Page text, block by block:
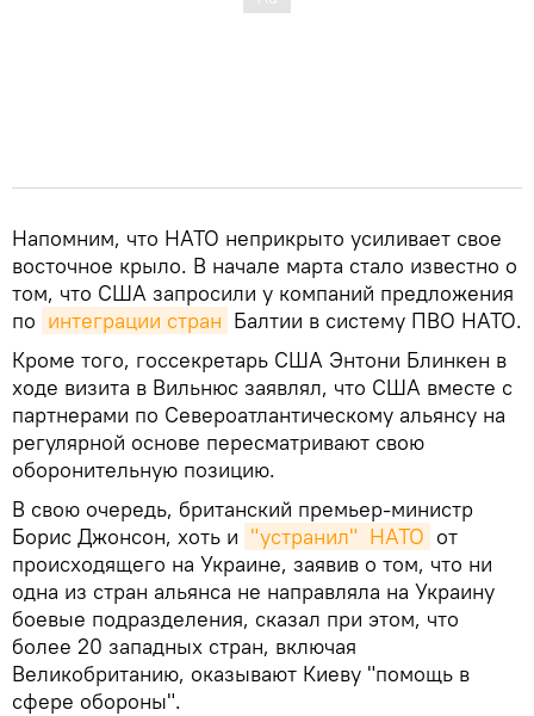
Напомним, что НАТО неприкрыто усиливает свое
восточное крыло. В начале марта стало известно о
том, что США запросили у компаний предложения
по интеграции стран Балтии в систему ПВО НАТО.
Кроме того, госсекретарь США Энтони Блинкен в
ходе визита в Вильнюс заявлял, что США вместе с
партнерами по Североатлантическому альянсу на
регулярной основе пересматривают свою
оборонительную позицию.
В свою очередь, британский премьер-министр
Борис Джонсон, хоть и "устранил"  НАТО от
происходящего на Украине, заявив о том, что ни
одна из стран альянса не направляла на Украину
боевые подразделения, сказал при этом, что
более 20 западных стран, включая
Великобританию, оказывают Киеву "помощь в
сфере обороны".